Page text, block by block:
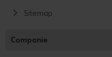
Sitemap
Companie